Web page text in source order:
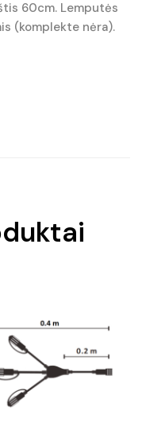
60cm. Lemputės
(komplekte nėra).